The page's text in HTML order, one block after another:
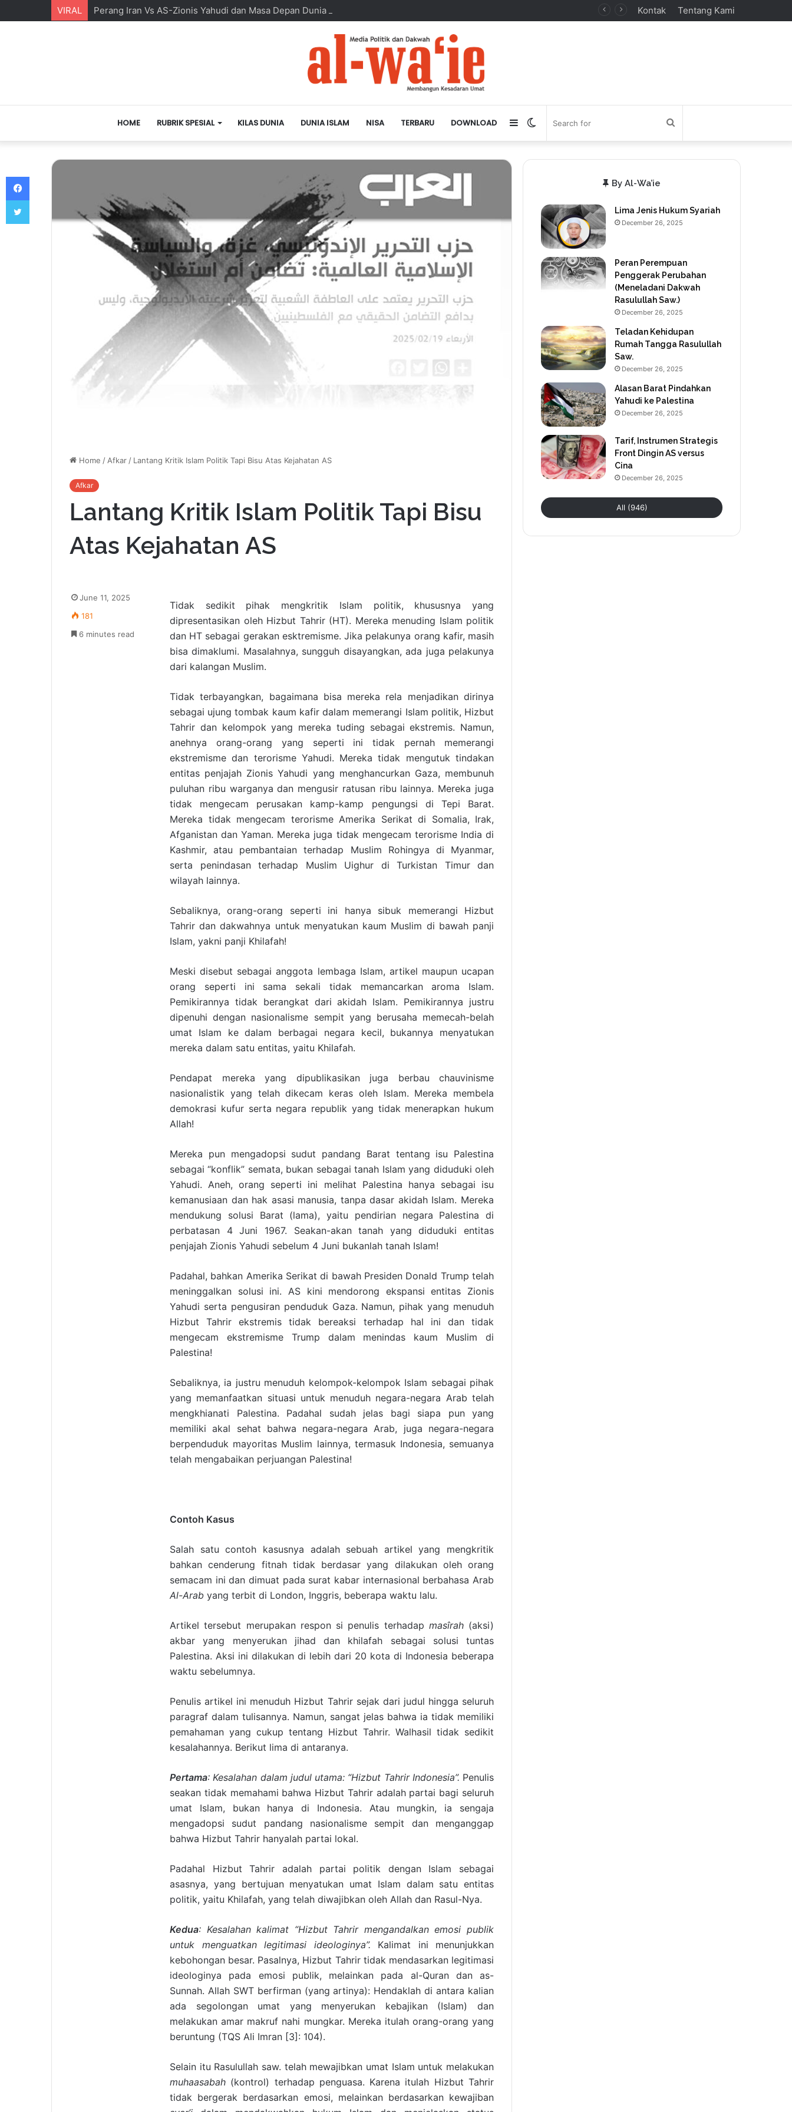
VIRAL Perang Iran Vs AS-Zionis Yahudi dan Masa Depan Dunia Islam Kontak Tentang Kami
HOME RUBRIK SPESIAL KILAS DUNIA DUNIA ISLAM NISA TERBARU DOWNLOAD
for
Switch
skin
Sidebar
Home / Afkar / Lantang Kritik Islam Politik Tapi Bisu Atas Kejahatan AS
Afkar
Lantang Kritik Islam Politik Tapi Bisu
Atas Kejahatan AS
Tidak sedikit pihak mengkritik Islam politik, khususnya yang
dipresentasikan oleh Hizbut Tahrir (HT). Mereka menuding Islam politik
dan HT sebagai gerakan esktremisme. Jika pelakunya orang kafir, masih
bisa dimaklumi. Masalahnya, sungguh disayangkan, ada juga pelakunya
dari kalangan Muslim.
Tidak terbayangkan, bagaimana bisa mereka rela menjadikan dirinya
sebagai ujung tombak kaum kafir dalam memerangi Islam politik, Hizbut
Tahrir dan kelompok yang mereka tuding sebagai ekstremis. Namun,
anehnya orang-orang yang seperti ini tidak pernah memerangi
ekstremisme dan terorisme Yahudi. Mereka tidak mengutuk tindakan
entitas penjajah Zionis Yahudi yang menghancurkan Gaza, membunuh
puluhan ribu warganya dan mengusir ratusan ribu lainnya. Mereka juga
tidak mengecam perusakan kamp-kamp pengungsi di Tepi Barat.
Mereka tidak mengecam terorisme Amerika Serikat di Somalia, Irak,
Afganistan dan Yaman. Mereka juga tidak mengecam terorisme India di
Kashmir, atau pembantaian terhadap Muslim Rohingya di Myanmar,
serta penindasan terhadap Muslim Uighur di Turkistan Timur dan
wilayah lainnya.
Sebaliknya, orang-orang seperti ini hanya sibuk memerangi Hizbut
Tahrir dan dakwahnya untuk menyatukan kaum Muslim di bawah panji
Islam, yakni panji Khilafah!
Meski disebut sebagai anggota lembaga Islam, artikel maupun ucapan
orang seperti ini sama sekali tidak memancarkan aroma Islam.
Pemikirannya tidak berangkat dari akidah Islam. Pemikirannya justru
dipenuhi dengan nasionalisme sempit yang berusaha memecah-belah
umat Islam ke dalam berbagai negara kecil, bukannya menyatukan
mereka dalam satu entitas, yaitu Khilafah.
Pendapat mereka yang dipublikasikan juga berbau chauvinisme
nasionalistik yang telah dikecam keras oleh Islam. Mereka membela
demokrasi kufur serta negara republik yang tidak menerapkan hukum
Allah!
Mereka pun mengadopsi sudut pandang Barat tentang isu Palestina
sebagai “konflik” semata, bukan sebagai tanah Islam yang diduduki oleh
Yahudi. Aneh, orang seperti ini melihat Palestina hanya sebagai isu
kemanusiaan dan hak asasi manusia, tanpa dasar akidah Islam. Mereka
mendukung solusi Barat (lama), yaitu pendirian negara Palestina di
perbatasan 4 Juni 1967. Seakan-akan tanah yang diduduki entitas
penjajah Zionis Yahudi sebelum 4 Juni bukanlah tanah Islam!
Padahal, bahkan Amerika Serikat di bawah Presiden Donald Trump telah
meninggalkan solusi ini. AS kini mendorong ekspansi entitas Zionis
Yahudi serta pengusiran penduduk Gaza. Namun, pihak yang menuduh
Hizbut Tahrir ekstremis tidak bereaksi terhadap hal ini dan tidak
mengecam ekstremisme Trump dalam menindas kaum Muslim di
Palestina!
Sebaliknya, ia justru menuduh kelompok-kelompok Islam sebagai pihak
yang memanfaatkan situasi untuk menuduh negara-negara Arab telah
mengkhianati Palestina. Padahal sudah jelas bagi siapa pun yang
memiliki akal sehat bahwa negara-negara Arab, juga negara-negara
berpenduduk mayoritas Muslim lainnya, termasuk Indonesia, semuanya
telah mengabaikan perjuangan Palestina!
Contoh Kasus
Salah satu contoh kasusnya adalah sebuah artikel yang mengkritik
bahkan cenderung fitnah tidak berdasar yang dilakukan oleh orang
semacam ini dan dimuat pada surat kabar internasional berbahasa Arab
Al-Arab yang terbit di London, Inggris, beberapa waktu lalu.
Artikel tersebut merupakan respon si penulis terhadap masîrah(aksi)
akbar yang menyerukan jihad dan khilafah sebagai solusi tuntas
Palestina. Aksi ini dilakukan di lebih dari 20 kota di Indonesia beberapa
waktu sebelumnya.
Penulis artikel ini menuduh Hizbut Tahrir sejak dari judul hingga seluruh
paragraf dalam tulisannya. Namun, sangat jelas bahwa ia tidak memiliki
pemahaman yang cukup tentang Hizbut Tahrir. Walhasil tidak sedikit
kesalahannya. Berikut lima di antaranya.
Pertama: Kesalahan dalam judul utama: “Hizbut Tahrir Indonesia”. Penulis
seakan tidak memahami bahwa Hizbut Tahrir adalah partai bagi seluruh
umat Islam, bukan hanya di Indonesia. Atau mungkin, ia sengaja
mengadopsi sudut pandang nasionalisme sempit dan menganggap
bahwa Hizbut Tahrir hanyalah partai lokal.
Padahal Hizbut Tahrir adalah partai politik dengan Islam sebagai
asasnya, yang bertujuan menyatukan umat Islam dalam satu entitas
politik, yaitu Khilafah, yang telah diwajibkan oleh Allah dan Rasul-Nya.
Kedua: Kesalahan kalimat “Hizbut Tahrir mengandalkan emosi publik
untuk menguatkan legitimasi ideologinya”. Kalimat ini menunjukkan
kebohongan besar. Pasalnya, Hizbut Tahrir tidak mendasarkan legitimasi
ideologinya pada emosi publik, melainkan pada al-Quran dan as-
Sunnah. Allah SWT berfirman (yang artinya): Hendaklah di antara kalian
ada segolongan umat yang menyerukan kebajikan (Islam) dan
melakukan amar makruf nahi mungkar. Mereka itulah orang-orang yang
beruntung (TQS Ali Imran [3]: 104).
Selain itu Rasulullah saw. telah mewajibkan umat Islam untuk melakukan
muhaasabah (kontrol) terhadap penguasa. Karena itulah Hizbut Tahrir
tidak bergerak berdasarkan emosi, melainkan berdasarkan kewajiban
June 11, 2025
181
6 minutes read
By Al-Wa’ie
Lima Jenis Hukum Syariah
December 26, 2025
Peran Perempuan
Penggerak Perubahan
(Meneladani Dakwah
Rasulullah Saw.)
December 26, 2025
Teladan Kehidupan
Rumah Tangga Rasulullah
Saw.
December 26, 2025
Alasan Barat Pindahkan
Yahudi ke Palestina
December 26, 2025
Tarif, Instrumen Strategis
Front Dingin AS versus
Cina
December 26, 2025
All (946)